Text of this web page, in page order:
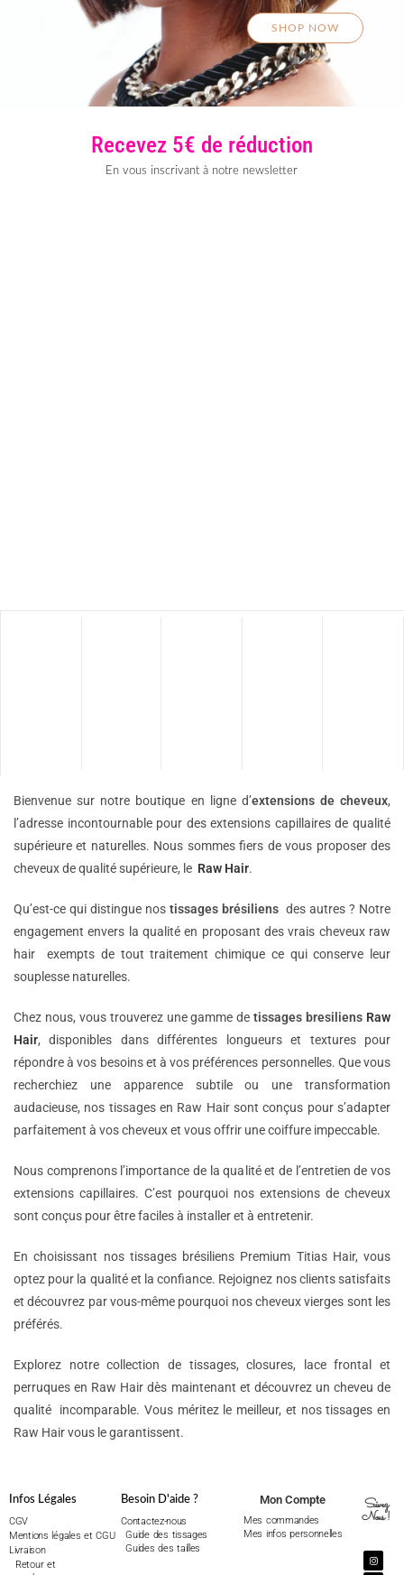
SHOP NOW
Recevez 5€ de réduction
En vous inscrivant à notre newsletter
Bienvenue sur notre boutique en ligne d’extensions decheveux,
l’adresse incontournable pour des extensions capillaires de qualité
supérieure et naturelles. Nous sommes fiers de vous proposer des
cheveux de qualité supérieure, le Raw Hair.
Qu’est-ce qui distingue nos tissages brésiliens des autres ? Notre
engagement envers la qualité en proposant des vrais cheveux raw
hair exempts de tout traitement chimique ce qui conserve leur
souplesse naturelles.
Chez nous, vous trouverez une gamme detissages bresiliens Raw
Hair, disponibles dans différentes longueurs et textures pour
répondre à vos besoins et à vos préférences personnelles. Que vous
recherchiez une apparence subtile ou une transformation
audacieuse, nos tissages en Raw Hair sont conçus pour s’adapter
parfaitement à vos cheveux et vous offrir une coiffure impeccable.
Nous comprenons l’importance de la qualité et de l’entretien de vos
extensions capillaires. C’est pourquoi nos extensions de cheveux
sont conçus pour être faciles à installer et à entretenir.
En choisissant nos tissages brésiliens Premium Titias Hair, vous
optez pour la qualité et la confiance. Rejoignez nos clients satisfaits
et découvrez par vous-même pourquoi nos cheveux vierges sont les
préférés.
Explorez notre collection de tissages, closures, lace frontal et
perruques en Raw Hair dès maintenant et découvrez un cheveu de
qualité incomparable. Vous méritez le meilleur, et nos tissages en
Raw Hair vous le garantissent.
Infos Légales
CGV
Mentions légales et CGU
Livraison
Retour et
Besoin D'aide ?
Contactez-nous
Guide des tissages
Guides des tailles
Mon Compte
Mes commandes
Mes infos personnelles
Suivez
Nous !